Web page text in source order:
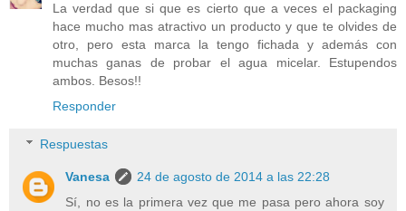
La verdad que si que es cierto que a veces el packaging
hace mucho mas atractivo un producto y que te olvides de
otro, pero esta marca la tengo fichada y además con
muchas ganas de probar el agua micelar. Estupendos
ambos. Besos!!
Responder
Respuestas
Vanesa
24 de agosto de 2014 a las 22:28
Sí, no es la primera vez que me pasa pero ahora soy